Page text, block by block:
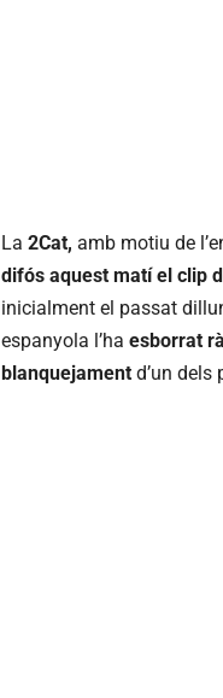
La 2Cat, amb motiu de
difós aquest matí el clip
inicialment el passat
espanyola l’ha esborrat
blanquejament d’un